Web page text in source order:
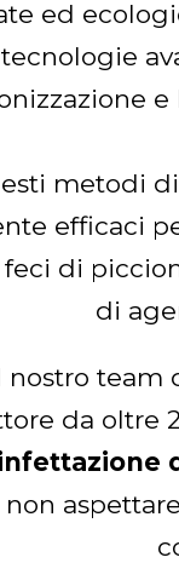
ed
metodi
efficaci
di
di
nostro team
da oltre
non